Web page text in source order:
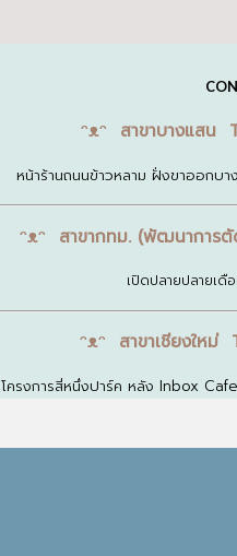
ᵔᴥᵔ สาขาบางแสน
หน้าร้านถนนข้าวหลาม ฝั่งขาออก
ᵔᴥᵔ สาขากทม. (พัฒนาการ
เปิดปลายปลายเ
ᵔᴥᵔ สาขาเชียงให
โครงการสี่หนึ่งปาร์ค หลัง Inbox